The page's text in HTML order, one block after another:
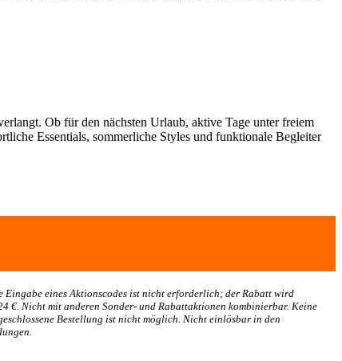
Ob für den nächsten Urlaub, aktive Tage unter freiem
Essentials, sommerliche Styles und funktionale Begleiter
Eingabe eines Aktionscodes ist nicht erforderlich; der Rabatt wird
€. Nicht mit anderen Sonder- und Rabattaktionen kombinierbar. Keine
Bestellung ist nicht möglich. Nicht einlösbar in den